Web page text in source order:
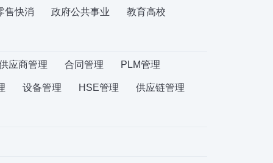
售快消 政府公共事业 教育高校
应商管理 合同管理 PLM管理
设备管理 HSE管理 供应链管理